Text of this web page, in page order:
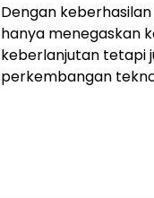
Dengan
hanya menegaskan
keberlanjutan tetapi
perkembangan